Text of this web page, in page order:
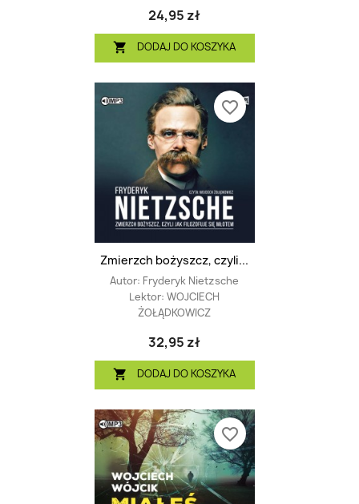
24,95 zł
 DODAJ DO KOSZYKA
Zmierzch bożyszcz, czyli...
Autor: Fryderyk Nietzsche
Lektor: WOJCIECH
ŻOŁĄDKOWICZ
32,95 zł
 DODAJ DO KOSZYKA
favorite_border
favorite_border